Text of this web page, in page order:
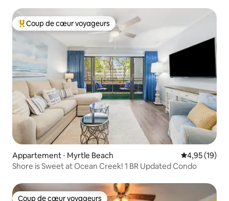
Coups de cœur voyageurs les plus appréciés
Coup de cœur voyageurs
Appartement ⋅ Myrtle Beach Évaluation
4,95 (19)
Shore is Sweet at Ocean Creek! 1 BR Updated Condo
Coup de cœur voyageurs